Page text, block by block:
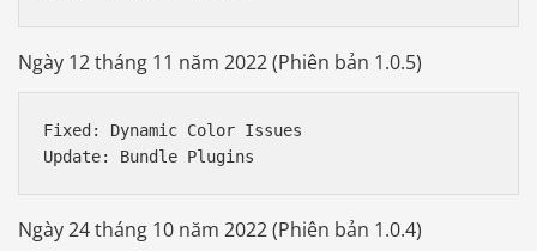
Ngày 12 tháng 11 năm 2022 (Phiên bản 1.0.5)
Fixed: Dynamic Color Issues
Ngày 24 tháng 10 năm 2022 (Phiên bản 1.0.4)